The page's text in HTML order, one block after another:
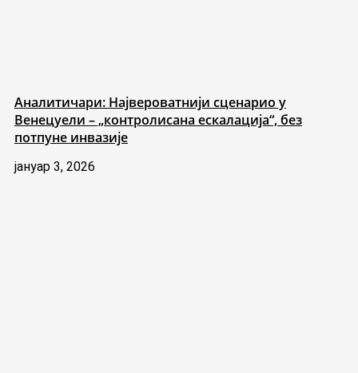
Аналитичари: Највероватнији сценарио у
Венецуели – „контролисана ескалација“, без
потпуне инвазије
јануар 3, 2026